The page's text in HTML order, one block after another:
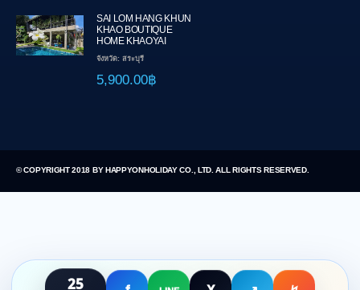
25
SAI LOM HANG KHUN
KHAO BOUTIQUE
HOME KHAOYAI
จังหวัด: สระบุรี
5,900.00฿
© COPYRIGHT 2018 BY HAPPYONHOLIDAY CO., LTD. ALL RIGHTS RESERVED.